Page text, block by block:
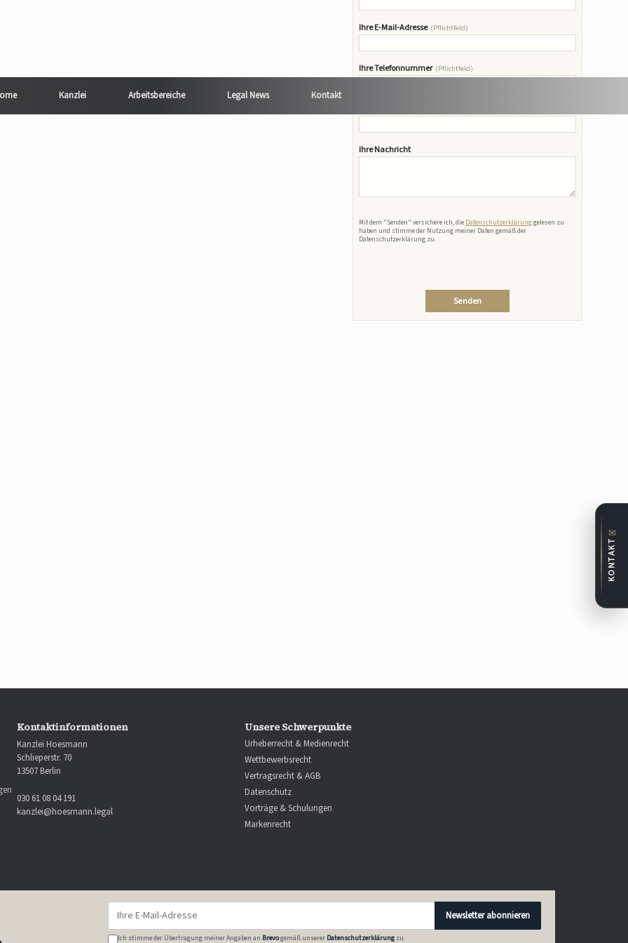
Zur Beratung
Kanzlei Arbeitsbereiche Legal News Kontakt
Suchen
Ihre E-Mail-Adresse (Pflichtfeld)
Ihre Telefonnummer (Pflichtfeld)
Ihre Nachricht
Mit dem "Senden" versichere ich, die Datenschutzerklärunggelesen zu
haben und stimme der Nutzung meiner Daten gemäß der
Datenschutzerklärung zu.
Kontaktinformationen
Kanzlei Hoesmann
Schlieperstr. 70
13507 Berlin
030 61 08 04 191
kanzlei@hoesmann.legal
Unsere Schwerpunkte
Urheberrecht & Medienrecht
Wettbewerbsrecht
Vertragsrecht & AGB
Datenschutz
Vorträge & Schulungen
Markenrecht
Newsletter abonnieren
Ich stimme der Übertragung meiner Angaben an Brevogemäß unserer Datenschutzerklärung zu.
✉
KONTAKT